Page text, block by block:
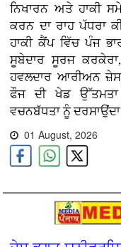
ਨਿਖਾਰਨ ਅਤੇ ਹਾਕੀ
ਕਰਨ ਦਾ ਰਾਹ ਪੱਧਰਾ
ਹਾਕੀ ਕੈਂਪ ਵਿੱਚ ਪੰਜ
ਸੂਬੇਦਾਰ ਸੂਰਜ
ਹਵਲਦਾਰ ਆਰੀਅਨ
ਫੌਜ ਦੀ ਖੇਡ
ਵਚਨਬੱਧਤਾ ਨੂੰ
01 August, 2026